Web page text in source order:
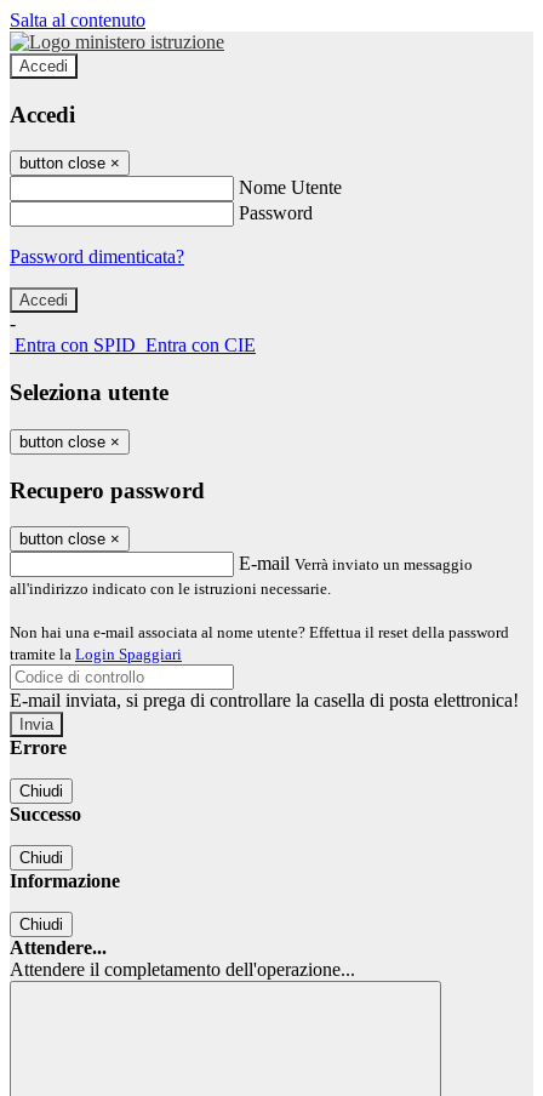
Salta al contenuto
Accedi
Accedi
button close ×
Nome Utente
Password
Password dimenticata?
-
Entra con SPID Entra con CIE
Seleziona utente
button close ×
Recupero password
button close ×
E-mail Verrà inviato un messaggio
all'indirizzo indicato con le istruzioni necessarie.
Non hai una e-mail associata al nome utente? Effettua il reset della password
tramite la Login Spaggiari
E-mail inviata, si prega di controllare la casella di posta elettronica!
Errore
Chiudi
Successo
Chiudi
Informazione
Chiudi
Attendere...
Attendere il completamento dell'operazione...